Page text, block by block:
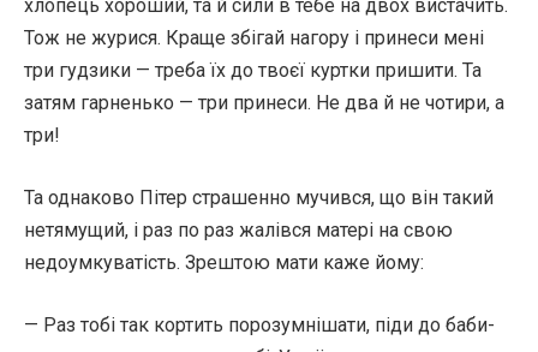
хлопець хороший, та й сили в тебе на двох вистачить.
Тож не журися. Краще збігай нагору і принеси мені
три гудзики — треба їх до твоєї куртки пришити. Та
затям гарненько — три принеси. Не два й не чотири, а
три!
Та однаково Пітер страшенно мучився, що він такий
нетямущий, і раз по раз жалівся матері на свою
недоумкуватість. Зрештою мати каже йому:
— Раз тобі так кортить порозумнішати, піди до баби-